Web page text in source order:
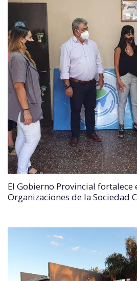
El Gobierno Provincial fortalece
Organizaciones de la Sociedad